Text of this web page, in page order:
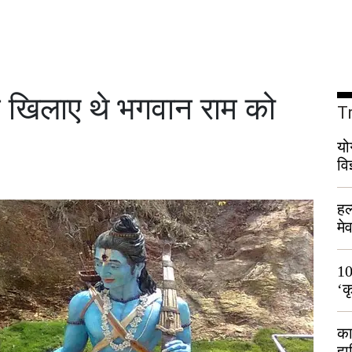
खिलाए थे भगवान राम को